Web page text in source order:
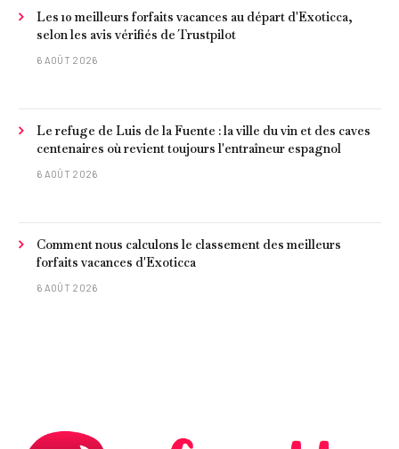
Les 10 meilleurs forfaits vacances au départ d'Exoticca,
selon les avis vérifiés de Trustpilot
6 AOÛT 2026
Le refuge de Luis de la Fuente : la ville du vin et des caves
centenaires où revient toujours l'entraîneur espagnol
6 AOÛT 2026
Comment nous calculons le classement des meilleurs
forfaits vacances d'Exoticca
6 AOÛT 2026